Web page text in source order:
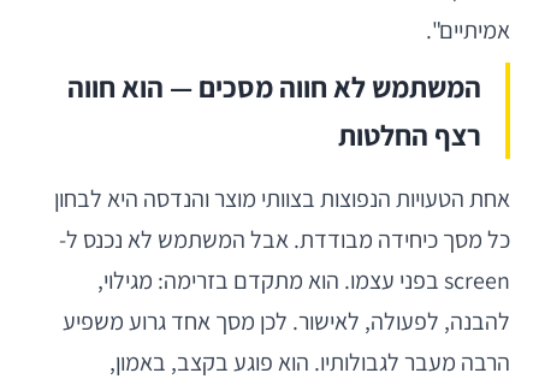
אמיתיים".
המשתמש לא חווה מסכים — הוא חווה
רצף החלטות
אחת הטעויות הנפוצות בצוותי מוצר והנדסה היא לבחון
כל מסך כיחידה מבודדת. אבל המשתמש לא נכנס ל-
screen בפני עצמו. הוא מתקדם בזרימה: מגילוי,
להבנה, לפעולה, לאישור. לכן מסך אחד גרוע משפיע
הרבה מעבר לגבולותיו. הוא פוגע בקצב, באמון,